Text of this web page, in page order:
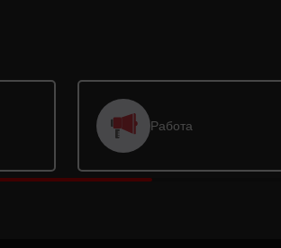
Работа